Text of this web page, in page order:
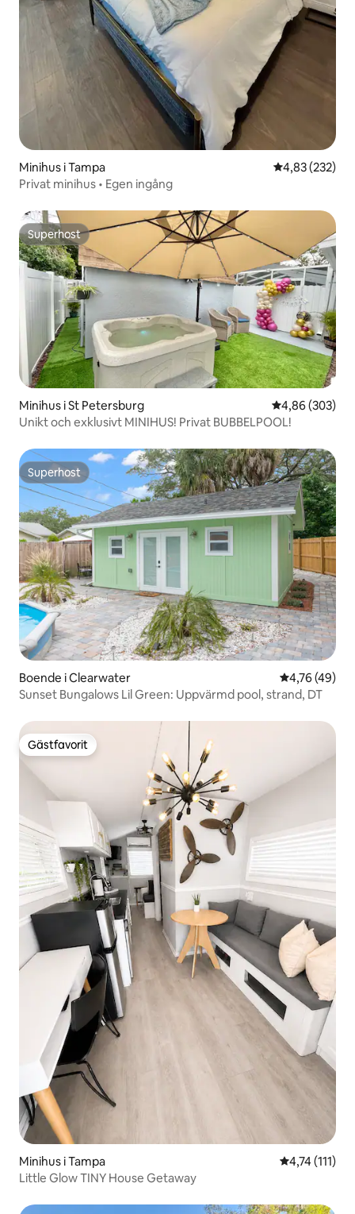
Minihus i Tampa 4,83 av 5 i
4,83 (232)
Privat minihus • Egen ingång
Superhost
Superhost
Minihus i St Petersburg 4,86 av 5 i
4,86 (303)
Unikt och exklusivt MINIHUS! Privat BUBBELPOOL!
Superhost
Superhost
Boende i Clearwater 4,76 av 5 i
4,76 (49)
Sunset Bungalows Lil Green: Uppvärmd pool, strand, DT
Gästfavorit
Gästfavorit
Minihus i Tampa 4,74 av 5 i
4,74 (111)
Little Glow TINY House Getaway